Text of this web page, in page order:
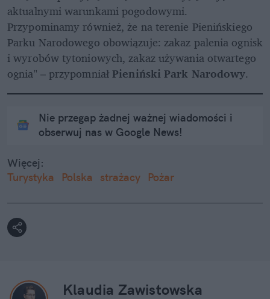
aktualnymi warunkami pogodowymi.
Przypominamy również, że na terenie Pienińskiego
Parku Narodowego obowiązuje: zakaz palenia ognisk
i wyrobów tytoniowych, zakaz używania otwartego
ognia" – przypomniał Pieniński Park Narodowy.
Nie przegap żadnej ważnej wiadomości i
obserwuj nas w Google News!
Więcej:
Turystyka
Polska strażacy Pożar
Klaudia Zawistowska